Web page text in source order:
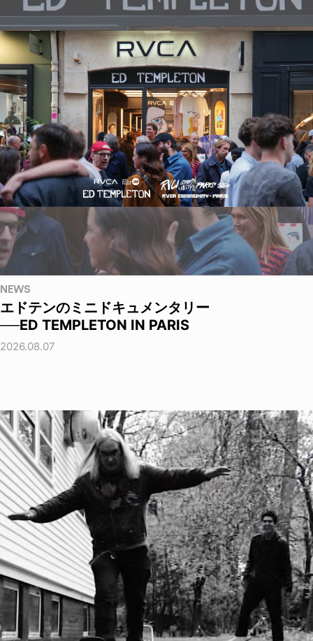
NEWS
エドテンのミニドキュメンタリー
──ED TEMPLETON IN PARIS
2026.08.07